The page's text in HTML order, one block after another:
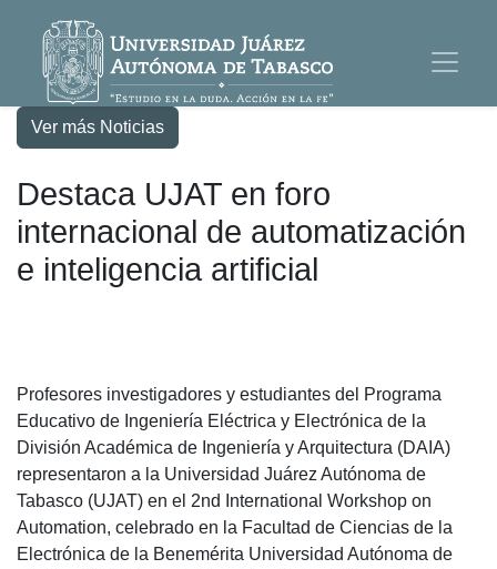
Ver más Noticias
Destaca UJAT en foro
internacional de automatización
e inteligencia artificial
Profesores investigadores y estudiantes del Programa
Educativo de Ingeniería Eléctrica y Electrónica de la
División Académica de Ingeniería y Arquitectura (DAIA)
representaron a la Universidad Juárez Autónoma de
Tabasco (UJAT) en el 2nd International Workshop on
Automation, celebrado en la Facultad de Ciencias de la
Electrónica de la Benemérita Universidad Autónoma de